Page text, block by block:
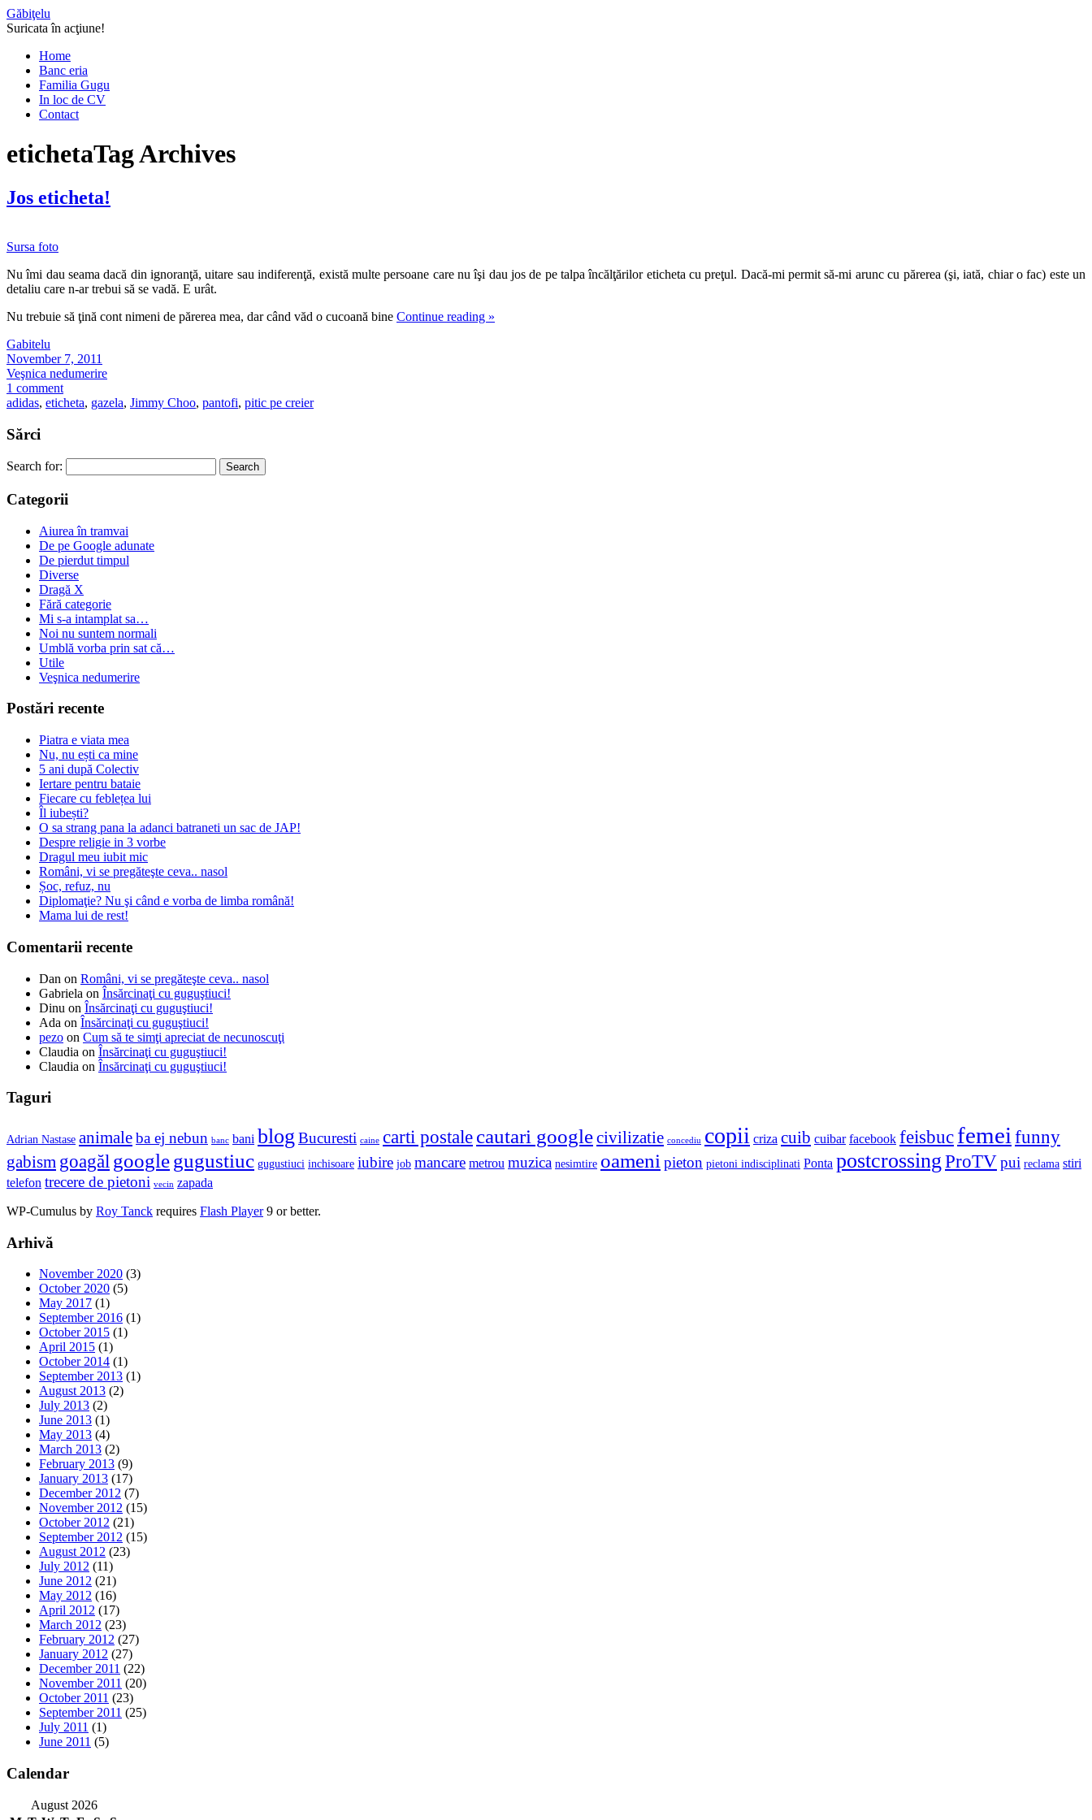
Găbiţelu
Suricata în acţiune!
Home
Banc eria
Familia Gugu
In loc de CV
Contact
etichetaTag Archives
Jos eticheta!
Sursa foto
Nu îmi dau seama dacă din ignoranţă, uitare sau indiferenţă, există multe persoane care nu îşi dau jos de pe talpa încălţărilor eticheta cu preţul. Dacă-mi permit să-mi arunc cu părerea (şi, iată, chiar o fac) este un
detaliu care n-ar trebui să se vadă. E urât.
Nu trebuie să ţină cont nimeni de părerea mea, dar când văd o cucoană bine Continue reading »
Gabitelu
November 7, 2011
Veşnica nedumerire
1 comment
adidas, eticheta, gazela, Jimmy Choo, pantofi, pitic pe creier
Sărci
Search for:
Categorii
Aiurea în tramvai
De pe Google adunate
De pierdut timpul
Diverse
Dragă X
Fără categorie
Mi s-a intamplat sa…
Noi nu suntem normali
Umblă vorba prin sat că…
Utile
Veşnica nedumerire
Postări recente
Piatra e viata mea
Nu, nu ești ca mine
5 ani după Colectiv
Iertare pentru bataie
Fiecare cu feblețea lui
Îl iubești?
O sa strang pana la adanci batraneti un sac de JAP!
Despre religie in 3 vorbe
Dragul meu iubit mic
Români, vi se pregăteşte ceva.. nasol
Șoc, refuz, nu
Diplomaţie? Nu şi când e vorba de limba română!
Mama lui de rest!
Comentarii recente
Dan on Români, vi se pregăteşte ceva.. nasol
Gabriela on Însărcinaţi cu guguştiuci!
Dinu on Însărcinaţi cu guguştiuci!
Ada on Însărcinaţi cu guguştiuci!
pezo on Cum să te simţi apreciat de necunoscuţi
Claudia on Însărcinaţi cu guguştiuci!
Claudia on Însărcinaţi cu guguştiuci!
Taguri
Adrian Nastase animaleba ej nebun banc bani blog Bucuresti caine carti postale cautari googlecivilizatie concediu copii criza cuib cuibar facebook feisbuc femei funny
gabism goagăl googlegugustiuc gugustiuci inchisoare iubire job mancare metrou muzica nesimtire oameni pieton pietoni indisciplinati Ponta postcrossing ProTVpui reclama stiri
telefon trecere de pietoni vecin zapada
WP-Cumulus by Roy Tanck requires Flash Player9 or better.
Arhivă
November 2020 (3)
October 2020 (5)
May 2017 (1)
September 2016 (1)
October 2015 (1)
April 2015 (1)
October 2014 (1)
September 2013 (1)
August 2013 (2)
July 2013 (2)
June 2013 (1)
May 2013 (4)
March 2013 (2)
February 2013 (9)
January 2013 (17)
December 2012 (7)
November 2012 (15)
October 2012 (21)
September 2012 (15)
August 2012 (23)
July 2012 (11)
June 2012 (21)
May 2012 (16)
April 2012 (17)
March 2012 (23)
February 2012 (27)
January 2012 (27)
December 2011 (22)
November 2011 (20)
October 2011 (23)
September 2011 (25)
July 2011 (1)
June 2011 (5)
Calendar
August 2026